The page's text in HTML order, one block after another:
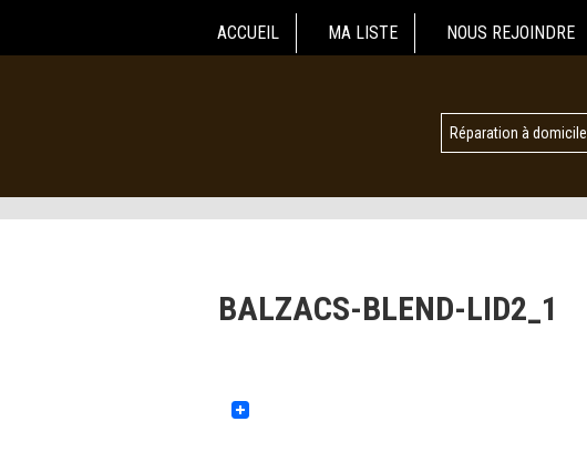
ACCUEIL MA LISTE NOUS REJOINDRE
Réparation à domicile
BALZACS-BLEND-LID2_1